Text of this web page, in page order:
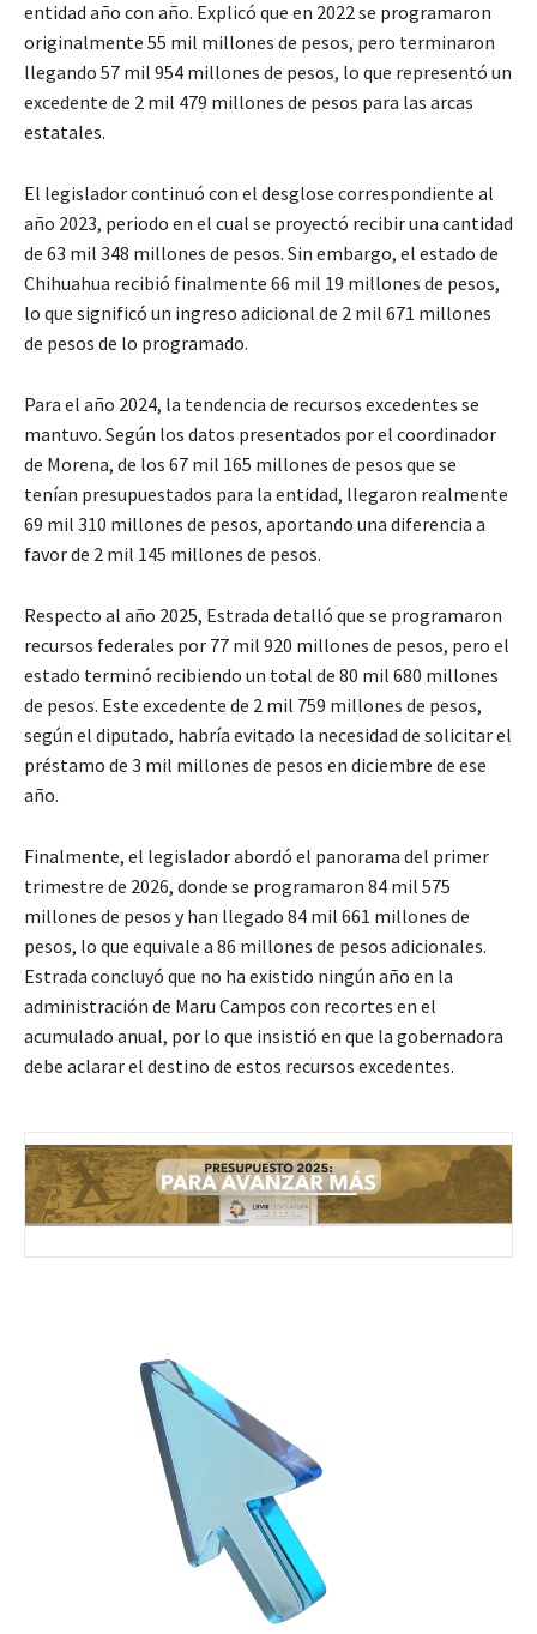
entidad año con año. Explicó que en 2022 se programaron
originalmente 55 mil millones de pesos, pero terminaron
llegando 57 mil 954 millones de pesos, lo que representó un
excedente de 2 mil 479 millones de pesos para las arcas
estatales.
El legislador continuó con el desglose correspondiente al
año 2023, periodo en el cual se proyectó recibir una cantidad
de 63 mil 348 millones de pesos. Sin embargo, el estado de
Chihuahua recibió finalmente 66 mil 19 millones de pesos,
lo que significó un ingreso adicional de 2 mil 671 millones
de pesos de lo programado.
Para el año 2024, la tendencia de recursos excedentes se
mantuvo. Según los datos presentados por el coordinador
de Morena, de los 67 mil 165 millones de pesos que se
tenían presupuestados para la entidad, llegaron realmente
69 mil 310 millones de pesos, aportando una diferencia a
favor de 2 mil 145 millones de pesos.
Respecto al año 2025, Estrada detalló que se programaron
recursos federales por 77 mil 920 millones de pesos, pero el
estado terminó recibiendo un total de 80 mil 680 millones
de pesos. Este excedente de 2 mil 759 millones de pesos,
según el diputado, habría evitado la necesidad de solicitar el
préstamo de 3 mil millones de pesos en diciembre de ese
año.
Finalmente, el legislador abordó el panorama del primer
trimestre de 2026, donde se programaron 84 mil 575
millones de pesos y han llegado 84 mil 661 millones de
pesos, lo que equivale a 86 millones de pesos adicionales.
Estrada concluyó que no ha existido ningún año en la
administración de Maru Campos con recortes en el
acumulado anual, por lo que insistió en que la gobernadora
debe aclarar el destino de estos recursos excedentes.